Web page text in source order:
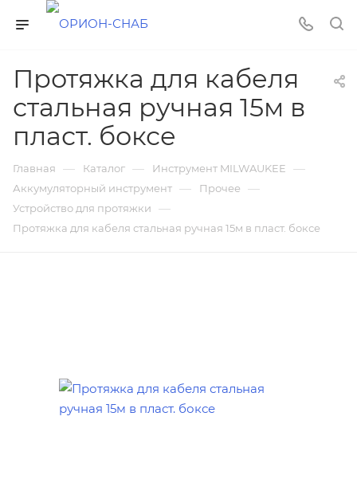
Протяжка для кабеля
стальная ручная 15м в
пласт. боксе
Главная — Каталог — Инструмент MILWAUKEE —
Аккумуляторный инструмент — Прочее —
Устройство для протяжки —
Протяжка для кабеля стальная ручная 15м в пласт. боксе